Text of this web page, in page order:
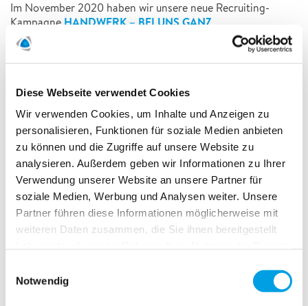
Diese Webseite verwendet Cookies
Wir verwenden Cookies, um Inhalte und Anzeigen zu
personalisieren, Funktionen für soziale Medien anbieten
zu können und die Zugriffe auf unsere Website zu
analysieren. Außerdem geben wir Informationen zu Ihrer
Verwendung unserer Website an unsere Partner für
soziale Medien, Werbung und Analysen weiter. Unsere
Partner führen diese Informationen möglicherweise mit
weiteren Daten zusammen, die Sie ihnen bereitgestellt
Notwendig
Im November 2020 haben wir unsere neue Recruiting-
Kampagne HANDWERK – BEI UNS GANZ
ANDERS
veröffentlicht. Für die Kampagne haben wir
unsere Handwerker zu einem Interview zum Thema
Handwerk bei POLYGONVATRO eingeladen.
Wir nehmen Sie mit hinter die Kulissen, um einen kleinen
Aufnahmen entstanden sind.